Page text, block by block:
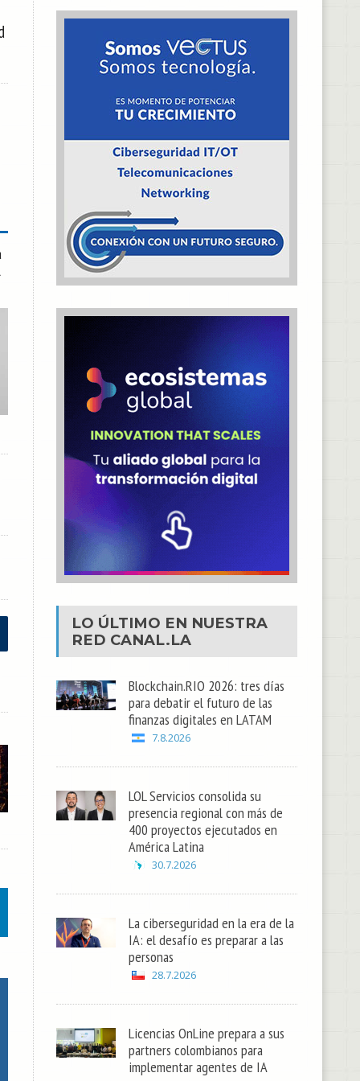
LO ÚLTIMO EN NUESTRA
RED CANAL.LA
Blockchain.RIO 2026: tres días
para debatir el futuro de las
finanzas digitales en LATAM
7.8.2026
LOL Servicios consolida su
presencia regional con más de
400 proyectos ejecutados en
América Latina
30.7.2026
La ciberseguridad en la era de la
IA: el desafío es preparar a las
personas
28.7.2026
Licencias OnLine prepara a sus
partners colombianos para
implementar agentes de IA